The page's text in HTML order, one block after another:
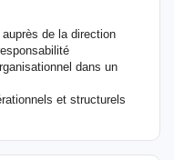
de la direction
dans un
et structurels